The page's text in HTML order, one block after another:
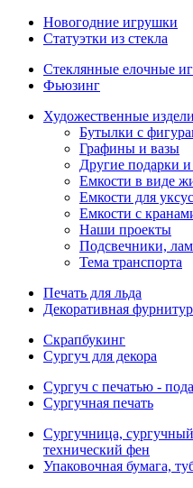
Новогодние игрушки
Статуэтки из стекла
Стеклянные елочные
Фьюзинг
Художественные
Бутылки с
Графины и вазы
Другие подарки
Емкости в виде
Емкости для
Емкости с
Наши проекты
Подсвечники,
Тема транспорта
Печать для льда
Декоративная
Скрапбукинг
Сургуч для декора
Сургуч с печатью -
Сургучная печать
Сургучница,
технический фен
Упаковочная бумага,